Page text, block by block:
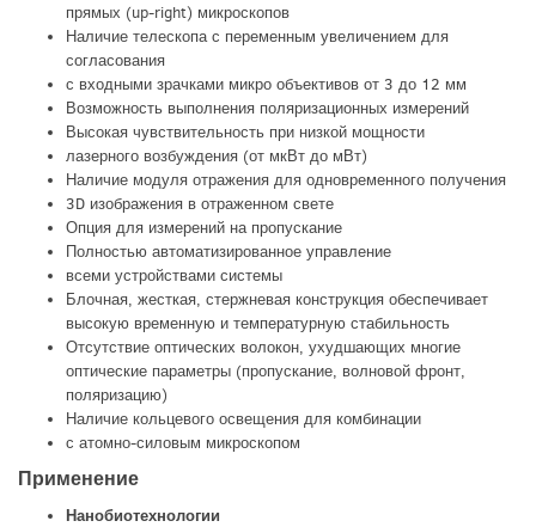
прямых (up-right) микроскопов
Наличие телескопа с переменным увеличением для
согласования
с входными зрачками микро объективов от 3 до 12 мм
Возможность выполнения поляризационных измерений
Высокая чувствительность при низкой мощности
лазерного возбуждения (от мкВт до мВт)
Наличие модуля отражения для одновременного получения
3D изображения в отраженном свете
Опция для измерений на пропускание
Полностью автоматизированное управление
всеми устройствами системы
Блочная, жесткая, стержневая конструкция обеспечивает
высокую временную и температурную стабильность
Отсутствие оптических волокон, ухудшающих многие
оптические параметры (пропускание, волновой фронт,
поляризацию)
Наличие кольцевого освещения для комбинации
с атомно-силовым микроскопом
Применение
Нанобиотехнологии